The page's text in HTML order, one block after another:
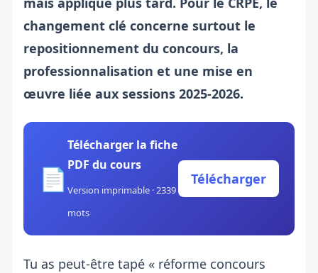
changement clé concerne surtout le
repositionnement du concours, la
professionnalisation et une mise en
œuvre liée aux sessions 2025-2026.
📄
Télécharger la fiche
PDF du cours
Version imprimable · 2339
mots
Télécharger
Tu as peut-être tapé « réforme concours